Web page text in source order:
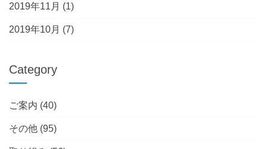
2019年11月 (1)
2019年10月 (7)
Category
ご案内 (40)
その他 (95)